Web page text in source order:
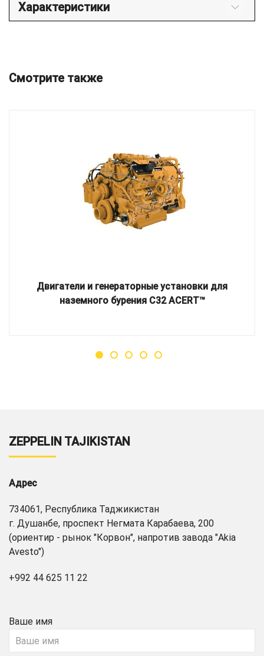
Характеристики
Смотрите также
Двигатели и генераторные установки для
наземного бурения C32 ACERT™
ZEPPELIN TAJIKISTAN
Адрес
734061, Республика Таджикистан
г. Душанбе, проспект Негмата Карабаева, 200
(ориентир - рынок "Корвон", напротив завода "Akia
Avesto")
+992 44 625 11 22
Ваше имя